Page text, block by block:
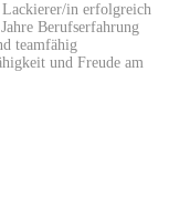
in erfolgreich
Berufserfahrung
teamfähig
und Freude am